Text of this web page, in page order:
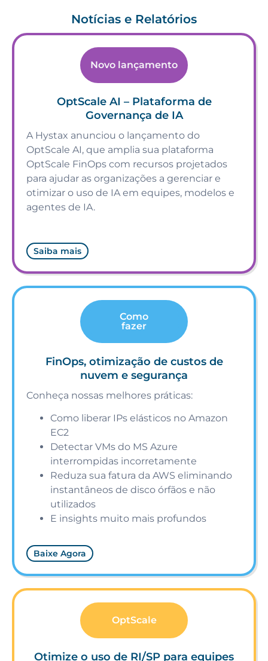
Notícias e Relatórios
Novo lançamento
OptScale AI – Plataforma de
Governança de IA
A Hystax anunciou o lançamento do
OptScale AI, que amplia sua plataforma
OptScale FinOps com recursos projetados
para ajudar as organizações a gerenciar e
otimizar o uso de IA em equipes, modelos e
agentes de IA.
Saiba mais
Como
fazer
FinOps, otimização de custos de
nuvem e segurança
Conheça nossas melhores práticas:
Como liberar IPs elásticos no Amazon
EC2
Detectar VMs do MS Azure
interrompidas incorretamente
Reduza sua fatura da AWS eliminando
instantâneos de disco órfãos e não
utilizados
E insights muito mais profundos
Baixe Agora
OptScale
Otimize o uso de RI/SP para equipes